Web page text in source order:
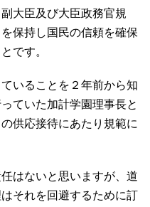
大臣及び大臣政務官規
保持し国民の信頼を確保
です。
いることを２年前から知
ていた加計学園理事長と
供応接待にあたり規範に
はないと思いますが、道
それを回避するために訂